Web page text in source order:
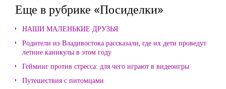
Еще в рубрике «Посиделки»
НАШИ МАЛЕНЬКИЕ ДРУЗЬЯ
Родители из Владивостока рассказали, где их дети проведут
летние каникулы в этом году
Гейминг против стресса: для чего играют в видеоигры
Путешествия с питомцами